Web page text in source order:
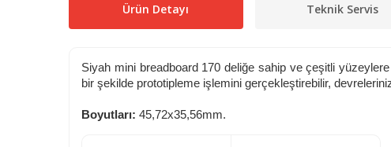
Ürün Detayı Teknik Servis
Siyah mini breadboard 170 deliğe sahip ve çeşitli yüzeylere
bir şekilde prototipleme işlemini gerçekleştirebilir,
Boyutları: 45,72x35,56mm.